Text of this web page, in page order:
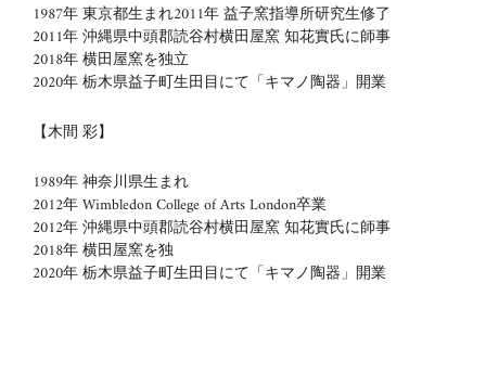
1987年 東京都生まれ2011年 益子窯指導所研究生修了
2011年 沖縄県中頭郡読谷村横田屋窯 知花實氏に師事
2018年 横田屋窯を独立
2020年 栃木県益子町生田目にて「キマノ陶器」開業
【木間 彩】
1989年 神奈川県生まれ
2012年 Wimbledon College of Arts London卒業
2012年 沖縄県中頭郡読谷村横田屋窯 知花實氏に師事
2018年 横田屋窯を独
2020年 栃木県益子町生田目にて「キマノ陶器」開業